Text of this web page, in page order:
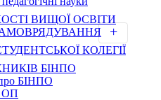
ВИЩОЇ ОСВІТИ
КОЛЕГІЇ
БІНПО
про БІНПО
ОП